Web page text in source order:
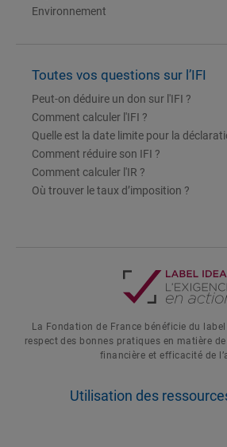
Environnement
Toutes vos questions sur l’IFI
Peut-on déduire un don sur l'IFI ?
Comment calculer l'IFI ?
Quelle est la date limite pour la
Comment réduire son IFI ?
Comment calculer l'IR ?
Où trouver le taux d’imposition ?
La Fondation de France bénéficie du
respect des bonnes pratiques en matière
financière et efficacité de
Utilisation des